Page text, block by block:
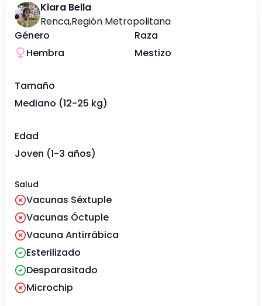
Kiara Bella
Renca,Región Metropolitana
Género
Hembra
Raza
Mestizo
Tamaño
Mediano (12-25 kg)
Edad
Joven (1-3 años)
Salud
Vacunas Séxtuple
Vacunas Óctuple
Vacuna Antirrábica
Esterilizado
Desparasitado
Microchip